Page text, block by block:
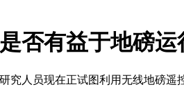
否有益于地磅运
究人员现在正试图利用无线地磅遥